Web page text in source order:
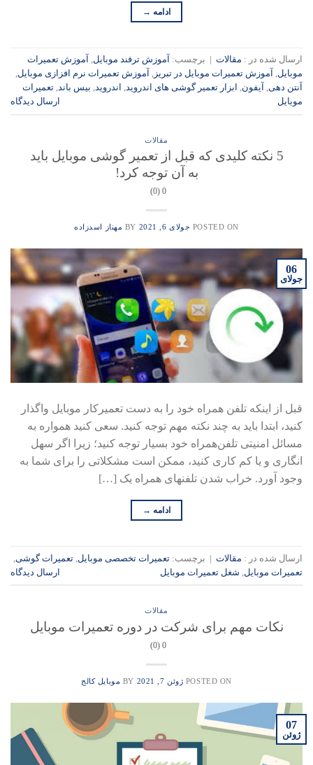
ادامه →
ارسال شده در : مقالات برچسب: آموزش ترفند موبایل,
آموزش تعمیرات
موبایل, آموزش تعمیرات موبایل در تبریز , آموزش تعمیرات نرم افزازی موبایل,
آنتن دهی, آیفون, ابزار تعمیر گوشی های اندروید, اندروید, بیس باند, تعمیرات
موبایل
ارسال دیدگاه
مقالات
5 نکته کلیدی که قبل از تعمیر گوشی موبایل باید
به آن توجه کرد!
0 (0)
POSTED ON جولای 6, 2021 BY مهناز اسدزاده
06
جولای
قبل از اینکه تلفن همراه خود را به دست تعمیرکار موبایل واگذار
کنید، ابتدا باید به چند نکته مهم توجه کنید. سعی کنید همواره به
مسائل امنیتی تلفن‌همراه خود بسیار توجه کنید؛ زیرا اگر سهل
انگاری و یا کم کاری کنید، ممکن است مشکلاتی را برای شما به
وجود آورد. خراب شدن تلفن­های همراه یک […]
ادامه →
ارسال شده در : مقالات | برچسب: تعمیرات تخصصی موبایل تعمیرات گوشی
تعمیرات موبایل شغل تعمیرات موبایل ارسال دیدگاه
مقالات
نکات مهم برای شرکت در دوره تعمیرات موبایل
0 (0)
POSTED ON ژوئن 7, 2021 BY موبایل کالج
07
ژوئن